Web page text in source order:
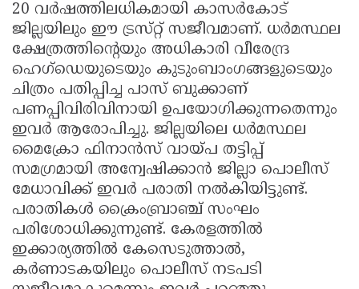
20 വർഷത്തിലധികമായി കാസർകോട്‌
ജില്ലയിലും ഈ ട്രസ്‌റ്റ്‌ സജീവമാണ്‌. ധർമസ്ഥല
ക്ഷേത്രത്തിന്റെയും അധികാരി വീരേന്ദ്ര
ഹെഗ്‌ഡെയുടെയും കുടുംബാംഗങ്ങളുടെയും
ചിത്രം പതിപ്പിച്ച പാസ് ബുക്കാണ്‌
പണപ്പിവിരിവിനായി ഉപയോഗിക്കുന്നതെന്നും
ഇവർ ആരോപിച്ചു. ജില്ലയിലെ ധർമസ്ഥല
മൈക്രോ ഫിനാൻസ്‌ വായ്‌പ തട്ടിപ്പ്‌
സമഗ്രമായി അന്വേഷിക്കാൻ ജില്ലാ പൊലീസ്‌
മേധാവിക്ക്‌ ഇവർ പരാതി നൽകിയിട്ടുണ്ട്‌.
പരാതികൾ ക്രൈംബ്രാഞ്ച്‌ സംഘം
പരിശോധിക്കുന്നുണ്ട്‌. കേരളത്തിൽ
ഇക്കാര്യത്തിൽ കേസെടുത്താൽ,
കർണാടകയിലും പൊലീസ്‌ നടപടി